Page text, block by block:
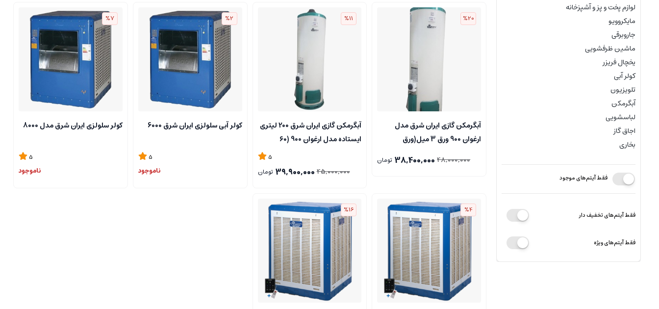
لوازم پخت و پز و آشپزخانه
مایکروویو
جاروبرقی
ماشین ظرفشویی
یخچال فریزر
کولر آبی
تلویزیون
آبگرمکن
لباسشویی
اجاق گاز
بخاری
فقط آیتم‌های موجود
فقط آیتم‌های تخفیف دار
فقط آیتم‌های ویژه
%20
آبگرمکن گازی ایران شرق مدل
ارغوان 900 ورق 3 میل(ورق
48,000,000
38,400,000 تومان
%11
آبگرمکن گازی ایران شرق 200 لیتری
ایستاده مدل ارغوان 900 (۶۰
5
45,000,000
39,900,000 تومان
%2
کولر آبی سلولزی ایران شرق 6000
5
ناموجود
%7
کولر سلولزی ایران شرق مدل 8000
5
ناموجود
%4
%16